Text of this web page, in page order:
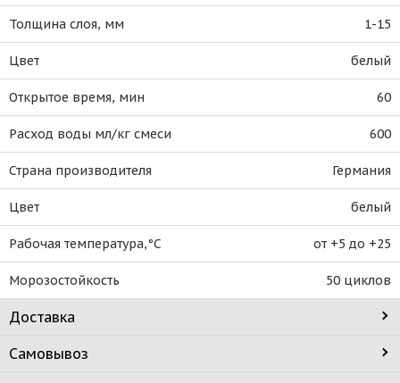
Толщина слоя, мм 1-15
Цвет белый
Открытое время, мин 60
Расход воды мл/кг смеси 600
Страна производителя Германия
Цвет белый
Рабочая температура,°C от +5 до +25
Морозостойкость 50 циклов
Доставка
Самовывоз